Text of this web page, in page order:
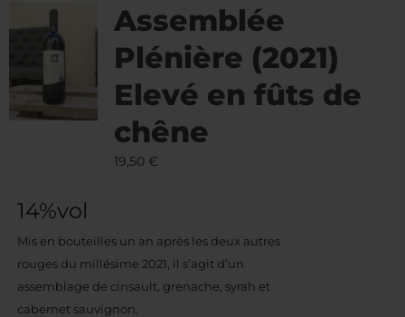
Assemblée
Plénière (2021)
Elevé en fûts de
chêne
19,50 €
14%vol
Mis en bouteilles un an après les deux autres
rouges du millésime 2021, il s’agit d’un
assemblage de cinsault, grenache, syrah et
cabernet sauvignon.